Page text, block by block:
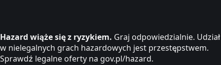
Hazard wiąże się z ryzykiem. Graj odpowiedzialnie. Udział
w nielegalnych grach hazardowych jest przestępstwem.
Sprawdź legalne oferty na gov.pl/hazard.